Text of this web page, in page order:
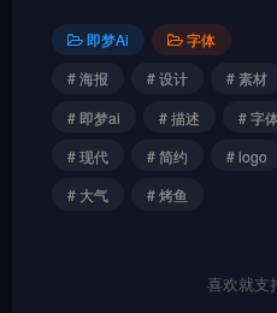
即梦Ai
字体
# 海报
# 设计 # 素材
# 即梦ai
# 描述 # 字
# 现代
# 简约 # logo
# 大气
# 烤鱼
喜欢就支